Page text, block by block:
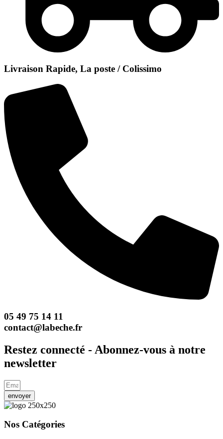
Livraison Rapide, La poste / Colissimo
05 49 75 14 11
contact@labeche.fr
Restez connecté - Abonnez-vous à notre
newsletter
envoyer
Nos Catégories